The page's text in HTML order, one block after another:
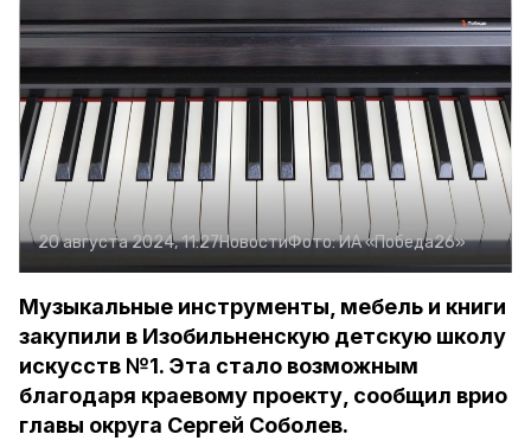
20 августа 2024, 11:27НовостиФото:ИА «Победа26»
Музыкальные инструменты, мебель и книги
закупили в Изобильненскую детскую школу
искусств №1. Эта стало возможным
благодаря краевому проекту, сообщил врио
главы округа Сергей Соболев.